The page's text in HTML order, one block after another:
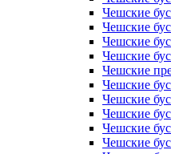
Чешские
Чешские
Чешские
Чешские
Чешские
Чешские
Чешские
Чешские
Чешские
Чешские